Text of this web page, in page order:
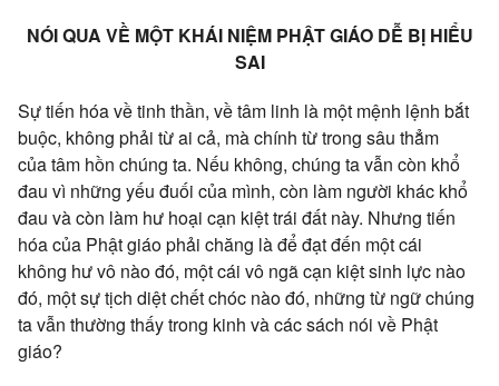
NÓI QUA VỀ MỘT KHÁI NIỆM PHẬT GIÁO DỄ BỊ HIỂU
SAI
Sựtiến hóavềtinh thần, vềtâm linh là một mệnh lệnh bắt
buộc, không phải từ ai cả, mà chính từ trong sâu thẳm
củatâm hồn chúng ta. Nếu không, chúng tavẫn còn khổ
đau vì những yếu đuối của mình, còn làm người khác khổ
đau và còn làm hư hoại cạn kiệt trái đất này. Nhưng tiến
hóacủa Phật giáophải chăng là đểđạt đến một cái
không hư vô nào đó, một cái vô ngãcạn kiệtsinh lực nào
đó, một sựtịch diệtchết chóc nào đó, những từ ngữchúng
tavẫn thường thấy trong kinh và các sách nói về Phật
giáo?